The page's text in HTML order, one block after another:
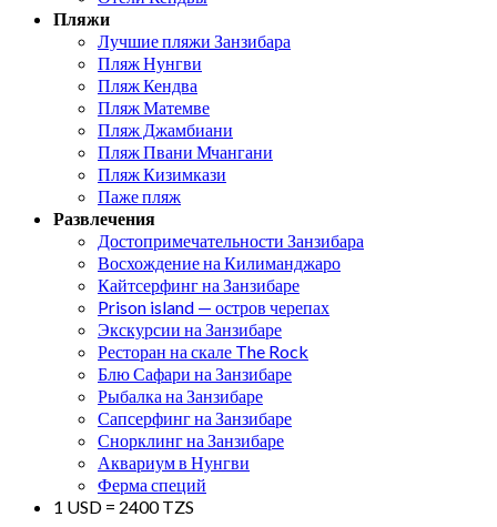
Пляжи
Лучшие пляжи Занзибара
Пляж Нунгви
Пляж Кендва
Пляж Матемве
Пляж Джамбиани
Пляж Пвани Мчангани
Пляж Кизимкази
Паже пляж
Развлечения
Достопримечательности Занзибара
Восхождение на Килиманджаро
Кайтсерфинг на Занзибаре
Prison island — остров черепах
Экскурсии на Занзибаре
Ресторан на скале The Rock
Блю Сафари на Занзибаре
Рыбалка на Занзибаре
Сапсерфинг на Занзибаре
Снорклинг на Занзибаре
Аквариум в Нунгви
Ферма специй
1 USD = 2400 TZS